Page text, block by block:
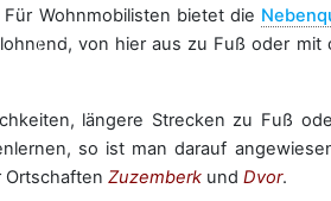
Wohnmobilisten bietet die
von hier aus zu Fuß oder mit
längere Strecken zu Fuß
so ist man darauf
Ortschaften Zuzemberk und Dvor.